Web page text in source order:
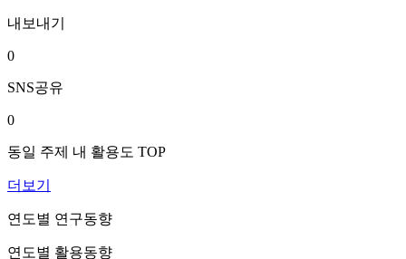
내보내기
0
SNS공유
0
동일 주제 내 활용도 TOP
더보기
연도별 연구동향
연도별 활용동향